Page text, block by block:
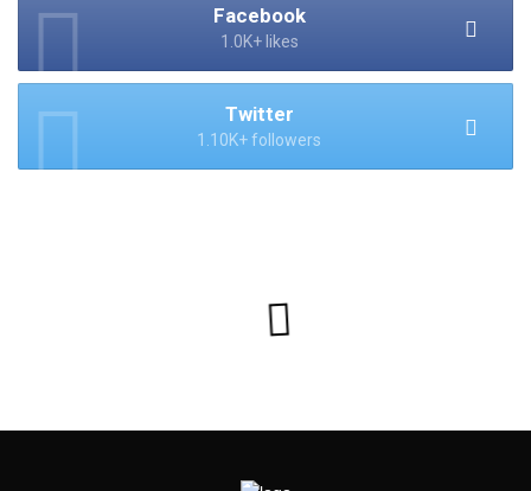
Facebook
1.0K+ likes
Twitter
1.10K+ followers